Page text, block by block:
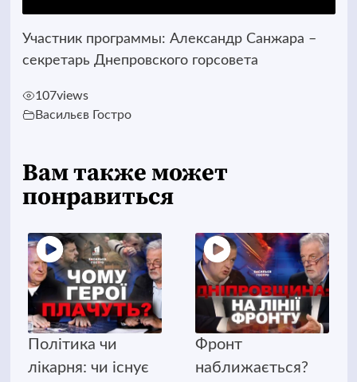
Участник программы: Александр Санжара –
секретарь Днепровского горсовета
107views
Васильєв Гостро
Вам также может
понравиться
Політика чи
лікарня: чи існує
Фронт
наближається?